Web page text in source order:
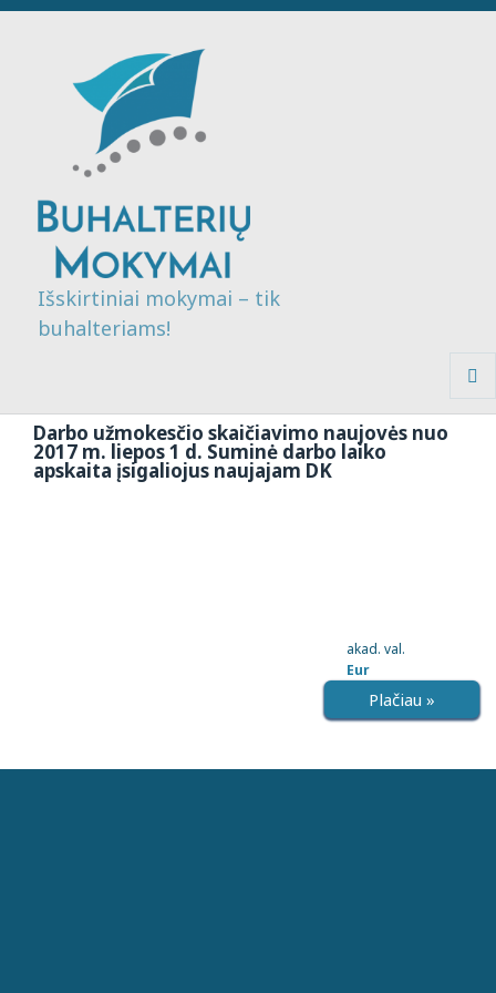
Išskirtiniai mokymai – tik
buhalteriams!
Darbo užmokesčio skaičiavimo naujovės nuo
2017 m. liepos 1 d. Suminė darbo laiko
apskaita įsigaliojus naujajam DK
akad. val.
Eur
Plačiau »